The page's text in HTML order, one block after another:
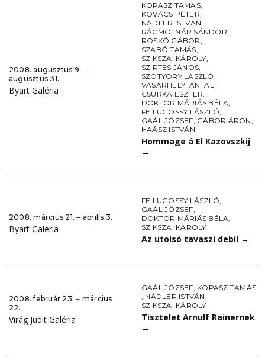
2008. augusztus 9. ‒
augusztus 31.
Byart Galéria
KOPASZ TAMÁS,
KOVÁCS PÉTER,
NÁDLER ISTVÁN,
RÁCMOLNÁR SÁNDOR,
ROSKÓ GÁBOR,
SZABÓ TAMÁS,
SZIKSZAI KÁROLY,
SZIRTES JÁNOS,
SZOTYORY LÁSZLÓ,
VÁSÁRHELYI ANTAL,
CSURKA ESZTER,
DOKTOR MÁRIÁS BÉLA,
FE LUGOSSY LÁSZLÓ,
GAÁL JÓZSEF, GÁBOR ÁRON,
HAÁSZ ISTVÁN
Hommage á El Kazovszkij
→
2008. március 21. ‒ április 3.
Byart Galéria
FE LUGOSSY LÁSZLÓ,
GAÁL JÓZSEF,
DOKTOR MÁRIÁS BÉLA,
SZIKSZAI KÁROLY
Az utolsó tavaszi debil →
2008. február 23. ‒ március
22.
Virág Judit Galéria
GAÁL JÓZSEF, KOPASZ TAMÁS
, NÁDLER ISTVÁN,
SZIKSZAI KÁROLY
Tisztelet Arnulf Rainernek
→